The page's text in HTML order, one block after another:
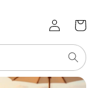
Bejelentkezés
kosara